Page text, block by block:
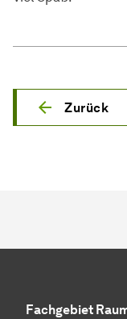
Zurück
Fachgebiet